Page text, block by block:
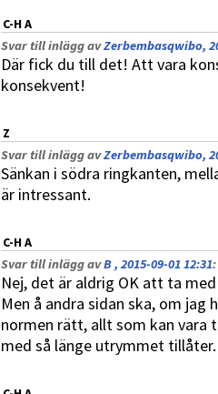
C-H A
Svar till inlägg avZerbembasqwibo,
Där fick du till det! Att vara
konsekvent!
Z
Svar till inlägg avZerbembasqwibo,
Sänkan i södra ringkanten,
är intressant.
C-H A
Svar till inlägg avB , 2015-09-01 12:31:
Nej, det är aldrig OK att ta
Men å andra sidan ska, om
normen rätt, allt som kan
med så länge utrymmet tillåter.